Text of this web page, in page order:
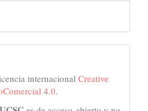
internacional Creative
4.0.